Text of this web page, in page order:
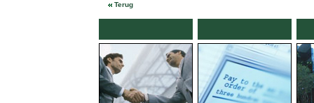
Terug